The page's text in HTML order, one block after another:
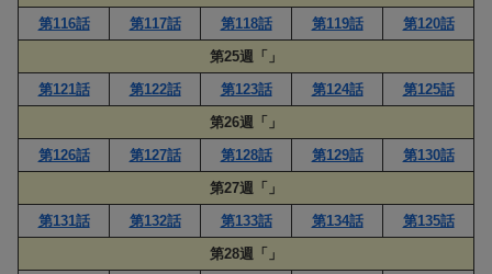
第116話
第117話 第118話 第119話
第120話
第25週「」
第121話
第122話 第123話 第124話
第125話
第26週「」
第126話
第127話 第128話 第129話
第130話
第27週「」
第131話
第132話 第133話 第134話
第135話
第28週「」